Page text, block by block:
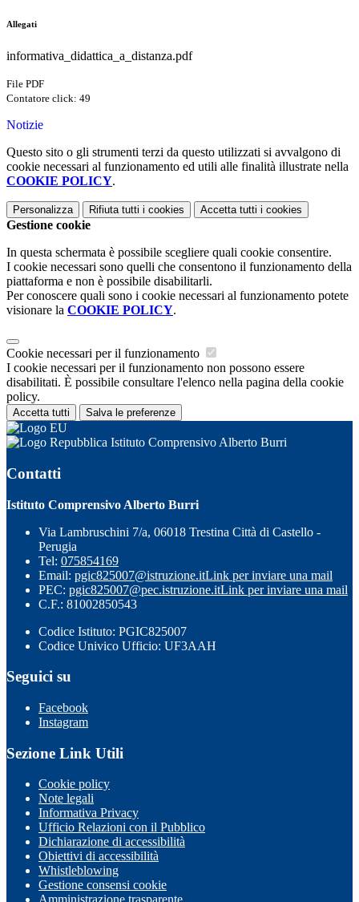
Allegati
informativa_didattica_a_distanza.pdf
File PDF
Contatore click: 49
Notizie
Questo sito o gli strumenti terzi da questo utilizzati si avvalgono di
cookie necessari al funzionamento ed utili alle finalità illustrate nella
COOKIE POLICY.
Personalizza Rifiuta tutti i cookies Accetta tutti i cookies
Gestione cookie
In questa schermata è possibile scegliere quali cookie consentire.
I cookie necessari sono quelli che consentono il funzionamento della
piattaforma e non è possibile disabilitarli.
Per conoscere quali sono i cookie necessari al funzionamento potete
visionare la COOKIE POLICY.
Cookie necessari per il funzionamento
I cookie necessari per il funzionamento non possono essere
disabilitati. È possibile consultare l'elenco nella pagina della cookie
policy.
Accetta tutti Salva le preferenze
Istituto Comprensivo Alberto Burri
Contatti
Istituto Comprensivo Alberto Burri
Via Lambruschini 7/a, 06018 Trestina Città di Castello -
Perugia
Tel: 075854169
Email: pgic825007@istruzione.itLink per inviare una mail
PEC: pgic825007@pec.istruzione.itLink per inviare una mail
C.F.: 81002850543
Codice Istituto: PGIC825007
Codice Univico Ufficio: UF3AAH
Seguici su
Facebook
Instagram
Sezione Link Utili
Cookie policy
Note legali
Informativa Privacy
Ufficio Relazioni con il Pubblico
Dichiarazione di accessibilità
Obiettivi di accessibilità
Whistleblowing
Gestione consensi cookie